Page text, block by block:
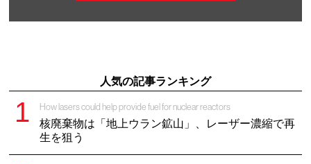
人気の記事ランキング
How lasers could help provide fuel for nuclear reactors
核廃棄物は「地上ウラン鉱山」、レーザー濃縮で再
生を狙う